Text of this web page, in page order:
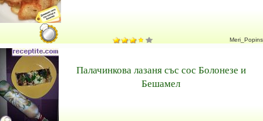
Meri_Popins
Палачинкова лазаня със сос Болонезе и
Бешамел